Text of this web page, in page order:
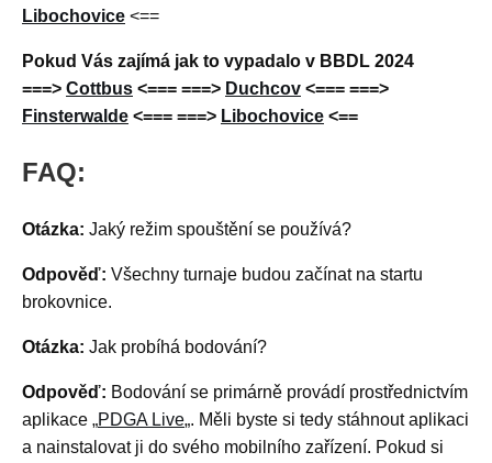
Libochovice <==
Pokud Vás zajímá jak to vypadalo v BBDL 2024
===> Cottbus <=== ===> Duchcov <=== ===>
Finsterwalde <=== ===> Libochovice <==
FAQ:
Otázka: Jaký režim spouštění se používá?
Odpověď: Všechny turnaje budou začínat na startu
brokovnice.
Otázka: Jak probíhá bodování?
Odpověď: Bodování se primárně provádí prostřednictvím
aplikace „PDGA Live„. Měli byste si tedy stáhnout aplikaci
a nainstalovat ji do svého mobilního zařízení. Pokud si